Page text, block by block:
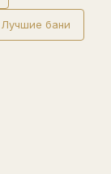
Лучшие бани